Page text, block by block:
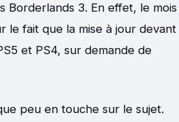
Borderlands 3. En effet, le mois
le fait que la mise à jour devant
et PS4, sur demande de
peu en touche sur le sujet.